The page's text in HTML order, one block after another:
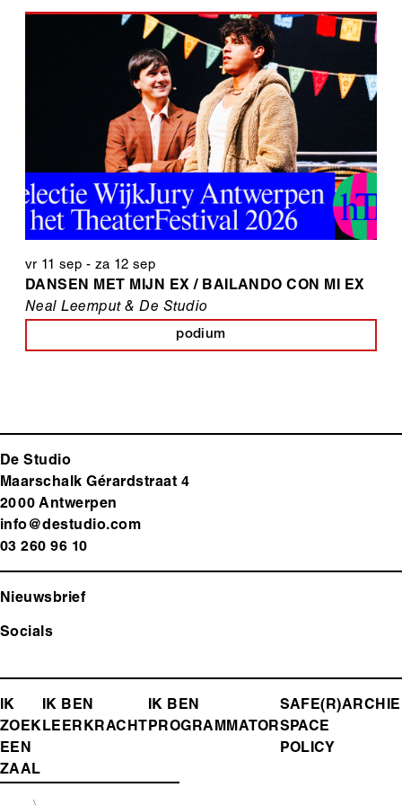
vr 11 sep - za 12 sep
DANSEN MET MIJN EX / BAILANDO CON MI EX
Neal Leemput & De Studio
podium
De Studio
Maarschalk Gérardstraat 4
2000 Antwerpen
info@destudio.com
03 260 96 10
Nieuwsbrief
Socials
FOOTER-
MENU
IK
ZOEK
EEN
ZAAL
IK BEN
LEERKRACHT
IK BEN
PROGRAMMATOR
SAFE(R)
SPACE
POLICY